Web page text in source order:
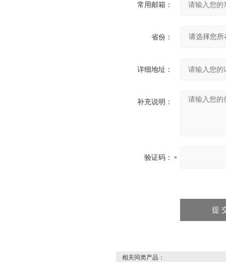
常用邮箱：
省份：
详细地址：
补充说明：
验证码：
相关同类产品：